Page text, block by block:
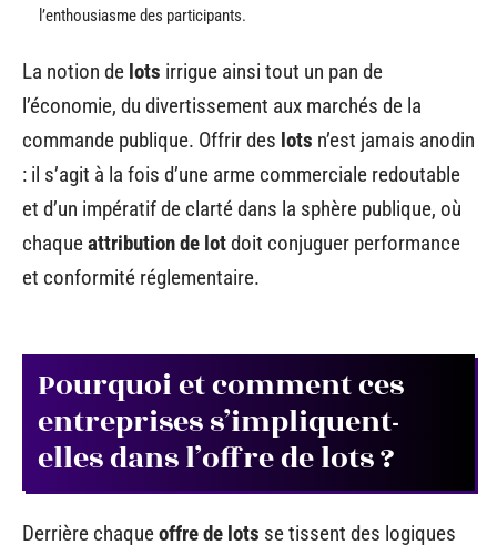
l’enthousiasme des participants.
La notion de lots irrigue ainsi tout un pan de
l’économie, du divertissement aux marchés de la
commande publique. Offrir des lots n’est jamais anodin
: il s’agit à la fois d’une arme commerciale redoutable
et d’un impératif de clarté dans la sphère publique, où
chaqueattribution de lotdoit conjuguer performance
et conformité réglementaire.
Pourquoi et comment ces
entreprises s’impliquent-
elles dans l’offre de lots ?
Derrière chaqueoffre de lots se tissent des logiques